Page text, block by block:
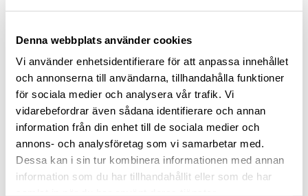
Denna webbplats använder cookies
Vi använder enhetsidentifierare för att anpassa innehållet
och annonserna till användarna, tillhandahålla funktioner
för sociala medier och analysera vår trafik. Vi
vidarebefordrar även sådana identifierare och annan
information från din enhet till de sociala medier och
annons- och analysföretag som vi samarbetar med.
Dessa kan i sin tur kombinera informationen med annan
information som du har tillhandahållit eller som de har
Verwandte produkte